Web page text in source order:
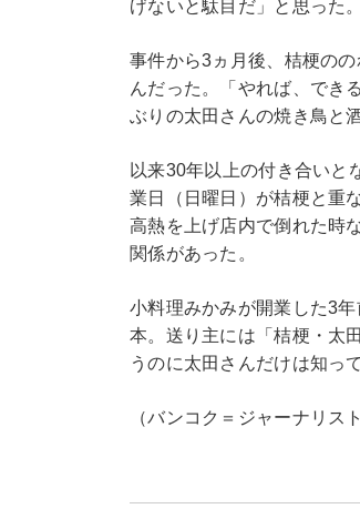
げないと駄目だ」と思った
事件から3ヵ月後、桔梗の
んだった。「やれば、でき
ぶりの太田さんの焼き鳥と
以来30年以上の付き合いと
業日（日曜日）が桔梗と重
高熱を上げ店内で倒れた時
関係があった。
小料理みかみが開業した3
本。送り主には「桔梗・太
うのに太田さんだけは知っ
（バンコク＝ジャーナリス